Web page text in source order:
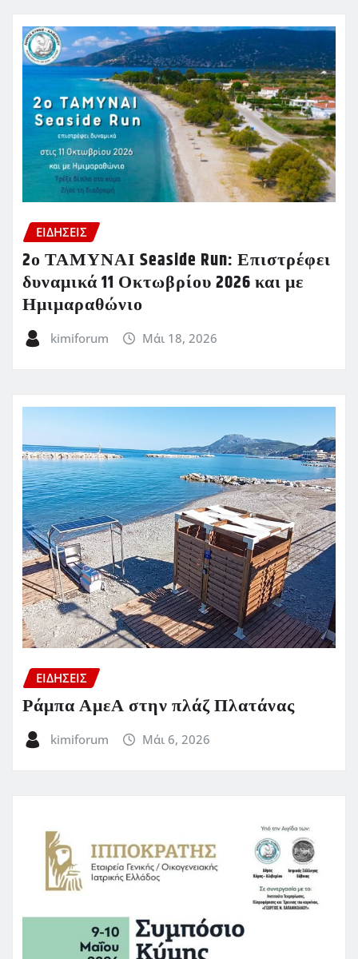
ΕΙΔΗΣΕΙΣ
2ο ΤΑΜΥΝΑΙ Seaside Run: Επιστρέφει
δυναμικά 11 Οκτωβρίου 2026 και με
Ημιμαραθώνιο
kimiforum Μάι 18, 2026
ΕΙΔΗΣΕΙΣ
Ράμπα ΑμεΑ στην πλάζ Πλατάνας
kimiforum Μάι 6, 2026